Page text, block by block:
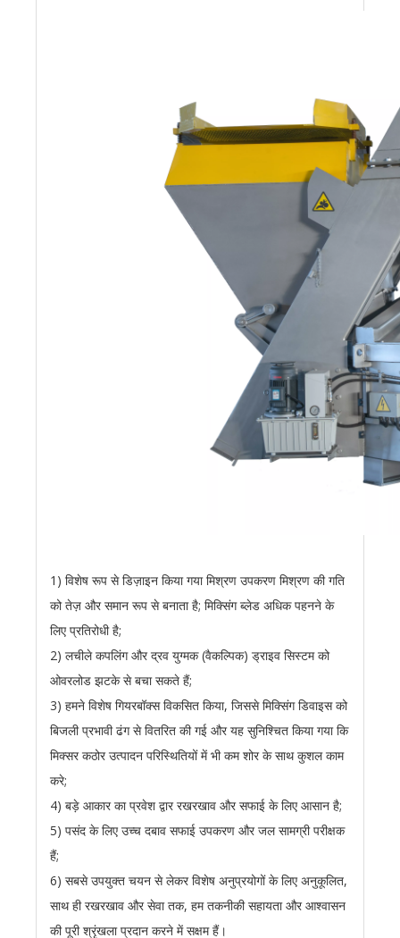
1) विशेष रूप से डिज़ाइन किया गया मिश्रण उपकरण मिश्रण की गति
को तेज़ और समान रूप से बनाता है; मिक्सिंग ब्लेड अधिक पहनने के
लिए प्रतिरोधी है;
2) लचीले कपलिंग और द्रव युग्मक (वैकल्पिक) ड्राइव सिस्टम को
ओवरलोड झटके से बचा सकते हैं;
3) हमने विशेष गियरबॉक्स विकसित किया, जिससे मिक्सिंग डिवाइस को
बिजली प्रभावी ढंग से वितरित की गई और यह सुनिश्चित किया गया कि
मिक्सर कठोर उत्पादन परिस्थितियों में भी कम शोर के साथ कुशल काम
करे;
4) बड़े आकार का प्रवेश द्वार रखरखाव और सफाई के लिए आसान है;
5) पसंद के लिए उच्च दबाव सफाई उपकरण और जल सामग्री परीक्षक
हैं;
6) सबसे उपयुक्त चयन से लेकर विशेष अनुप्रयोगों के लिए अनुकूलित,
साथ ही रखरखाव और सेवा तक, हम तकनीकी सहायता और आश्वासन
की पूरी श्रृंखला प्रदान करने में सक्षम हैं।